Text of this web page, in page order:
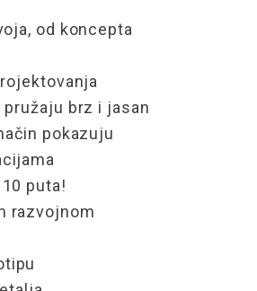
od koncepta
ovanja
brz i jasan
pokazuju
puta!
razvojnom